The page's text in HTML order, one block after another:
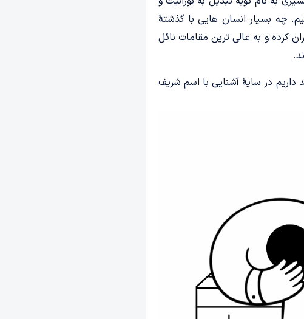
چه بسیار انسان هایی با گذشتۀ
کرده و به عالی ترین مقامات نائل
داریم در سایۀ آشنایی با اسم شریف